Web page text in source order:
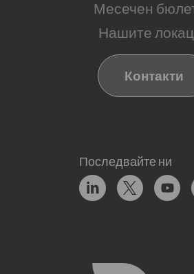
Месечен
Нашите
Контакти
Последвайте ни